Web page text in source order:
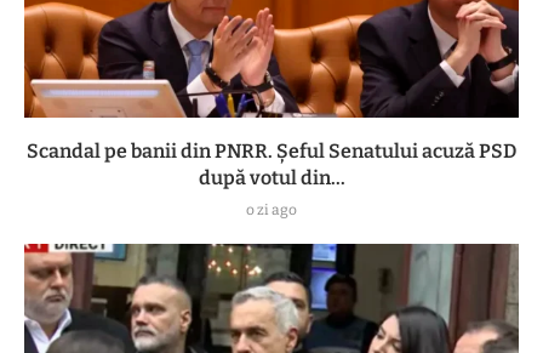
Scandal pe banii din PNRR. Șeful Senatului acuză PSD
după votul din...
o zi ago